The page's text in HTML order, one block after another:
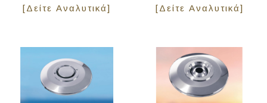
[Δείτε Αναλυτικά] [Δείτε Αναλυτικά]